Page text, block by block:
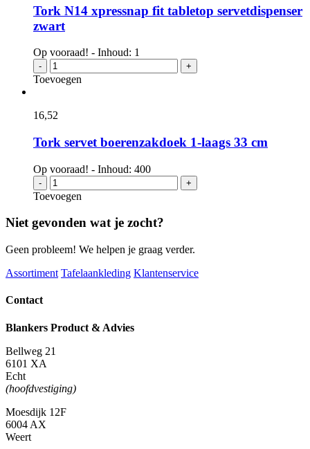
24
cm
1/4
aantal
Tork N14 xpressnap fit tabletop servetdispenser
zwart
Op vooraad! - Inhoud: 1
-
Tork
N14
xpressnap
tabletop
zwart
aantal
+
Toevoegen
16,52
Tork servet boerenzakdoek 1-laags 33 cm
Op vooraad! - Inhoud: 400
-
Tork
servet
boerenzakdoek
1-
laags
33
cm
aantal
+
Toevoegen
Niet gevonden wat je zocht?
Geen probleem! We helpen je graag verder.
Assortiment Tafelaankleding Klantenservice
Contact
Blankers Product & Advies
Bellweg 21
6101 XA
Echt
(hoofdvestiging)
Moesdijk 12F
6004 AX
Weert